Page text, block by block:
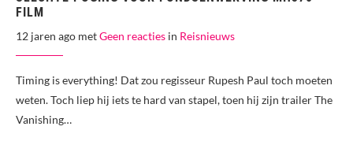
FILM
12 jaren ago metGeen reacties in Reisnieuws
Timing is everything! Dat zou regisseur Rupesh Paul toch moeten
weten. Toch liep hij iets te hard van stapel, toen hij zijn trailer The
Vanishing…